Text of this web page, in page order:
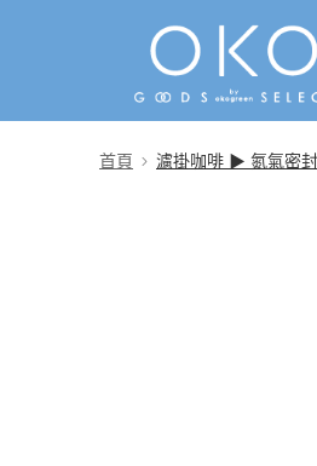
首頁 濾掛咖啡 ▶ 氮氣密